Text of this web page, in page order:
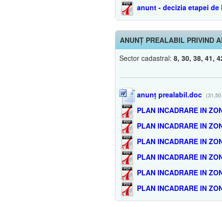
anunt - decizia etapei de
ANUNȚ PREALABIL PRIVIND
Sector cadastral: 8, 30, 38, 41,
anunț prealabil.doc
PLAN INCADRARE IN
PLAN INCADRARE IN
PLAN INCADRARE IN
PLAN INCADRARE IN
PLAN INCADRARE IN
PLAN INCADRARE IN